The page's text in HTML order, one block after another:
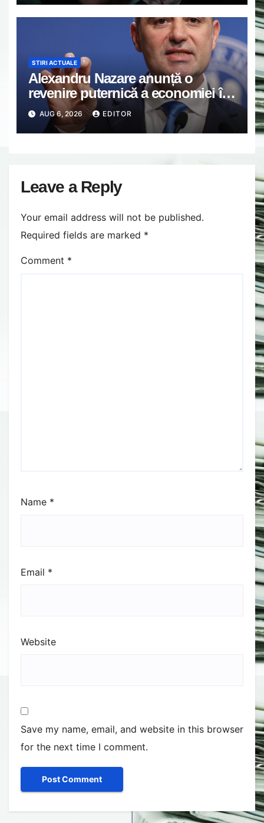
STIRI ACTUALE
Alexandru Nazare anunță o
revenire puternică a economiei în
2027: Inflația va scădea, consumul
va crește
AUG 6, 2026 EDITOR
Leave a Reply
Your email address will not be published.
Required fields are marked *
Comment *
Name *
Email *
Website
Save my name, email, and website in this browser
for the next time I comment.